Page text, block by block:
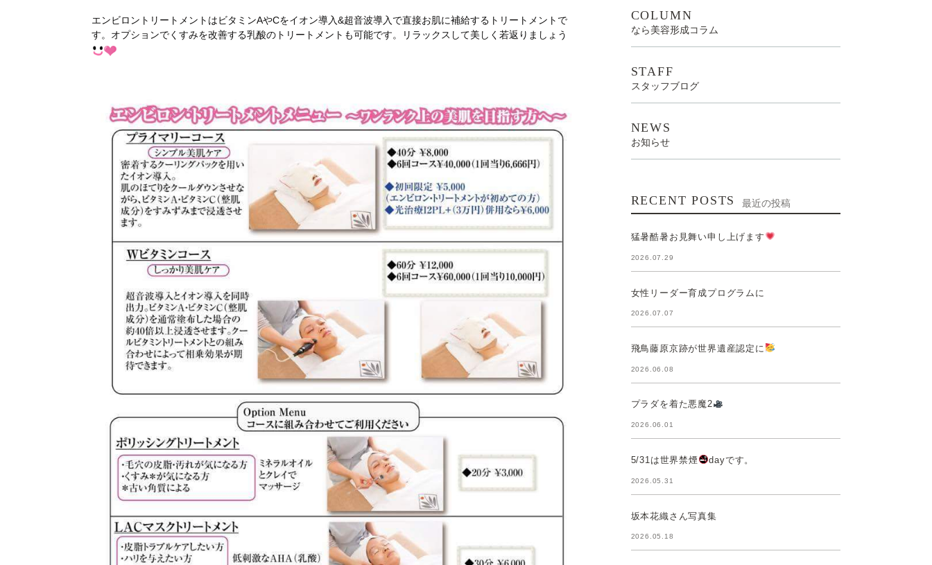
エンビロントリートメントはビタミンAやCをイオン導入&超音波導入で直接お肌に補給するトリートメントで
す。オプションでくすみを改善する乳酸のトリートメントも可能です。リラックスして美しく若返りましょう
COLUMN
なら美容形成コラム
STAFF
スタッフブログ
NEWS
お知らせ
RECENT POSTS 最近の投稿
猛暑酷暑お見舞い申し上げます
2026.07.29
女性リーダー育成プログラムに
2026.07.07
飛鳥藤原京跡が世界遺産認定に
2026.06.08
プラダを着た悪魔2
2026.06.01
5/31は世界禁煙 dayです。
2026.05.31
坂本花織さん写真集
2026.05.18